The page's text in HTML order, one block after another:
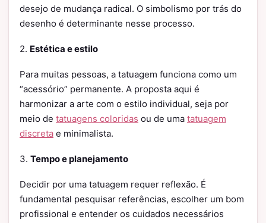
desejo de mudança radical. O simbolismo por trás do
desenho é determinante nesse processo.
2. Estética e estilo
Para muitas pessoas, a tatuagem funciona como um
“acessório” permanente. A proposta aqui é
harmonizar a arte com o estilo individual, seja por
meio de tatuagens coloridas ou de uma tatuagem
discreta e minimalista.
3. Tempo e planejamento
Decidir por uma tatuagem requer reflexão. É
fundamental pesquisar referências, escolher um bom
profissional e entender os cuidados necessários